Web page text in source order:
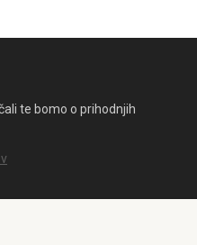
te bomo o prihodnjih